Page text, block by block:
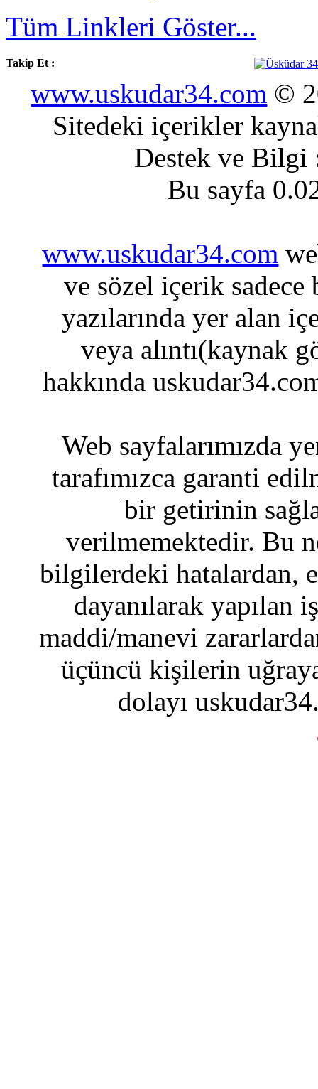
Tüm Linkleri Göster...
Takip Et :
www.uskudar34.com ©
Sitedeki içerikler
Destek ve
Bu sayfa
www.uskudar34.com
ve sözel içerik sadece
yazılarında yer alan
veya alıntı(kaynak
hakkında
Web sayfalarımızda
tarafımızca garanti
bir getirinin
verilmemektedir. Bu
bilgilerdeki hatalardan,
dayanılarak yapılan
maddi/manevi
üçüncü kişilerin
dolayı